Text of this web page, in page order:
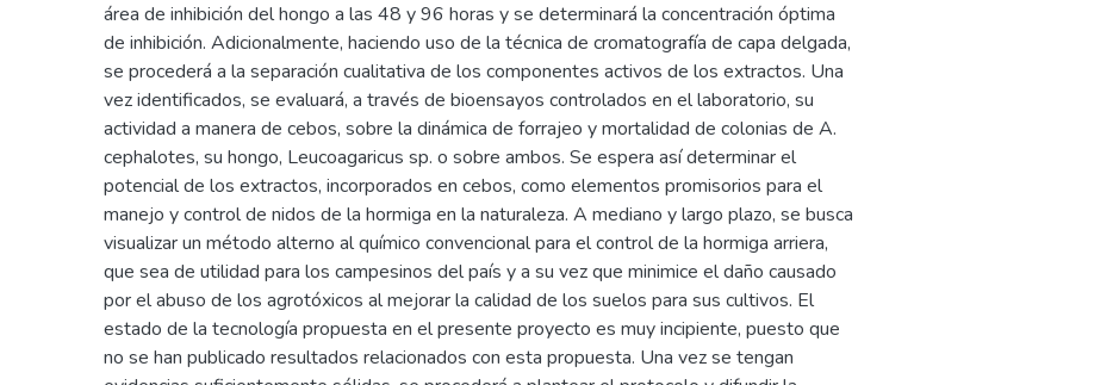
área de inhibición del hongo a las 48 y 96 horas y se determinará la concentración óptima
de inhibición. Adicionalmente, haciendo uso de la técnica de cromatografía de capa delgada,
se procederá a la separación cualitativa de los componentes activos de los extractos. Una
vez identificados, se evaluará, a través de bioensayos controlados en el laboratorio, su
actividad a manera de cebos, sobre la dinámica de forrajeo y mortalidad de colonias de A.
cephalotes, su hongo, Leucoagaricus sp. o sobre ambos. Se espera así determinar el
potencial de los extractos, incorporados en cebos, como elementos promisorios para el
manejo y control de nidos de la hormiga en la naturaleza. A mediano y largo plazo, se busca
visualizar un método alterno al químico convencional para el control de la hormiga arriera,
que sea de utilidad para los campesinos del país y a su vez que minimice el daño causado
por el abuso de los agrotóxicos al mejorar la calidad de los suelos para sus cultivos. El
estado de la tecnología propuesta en el presente proyecto es muy incipiente, puesto que
no se han publicado resultados relacionados con esta propuesta. Una vez se tengan